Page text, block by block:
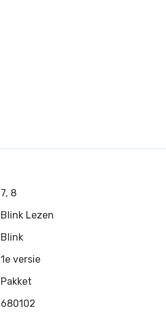
7, 8
Blink Lezen
Blink
1e versie
Pakket
680102